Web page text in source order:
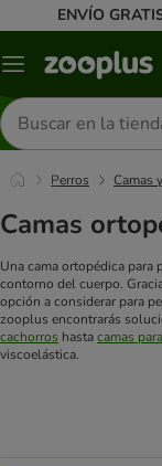
ENVÍO
Menú
Buscar
productos
Perros Camas
Camas
Una cama ortopédica para
contorno del cuerpo.
opción a considerar para
zooplus encontrarás
cachorros hastacamas
viscoelástica.